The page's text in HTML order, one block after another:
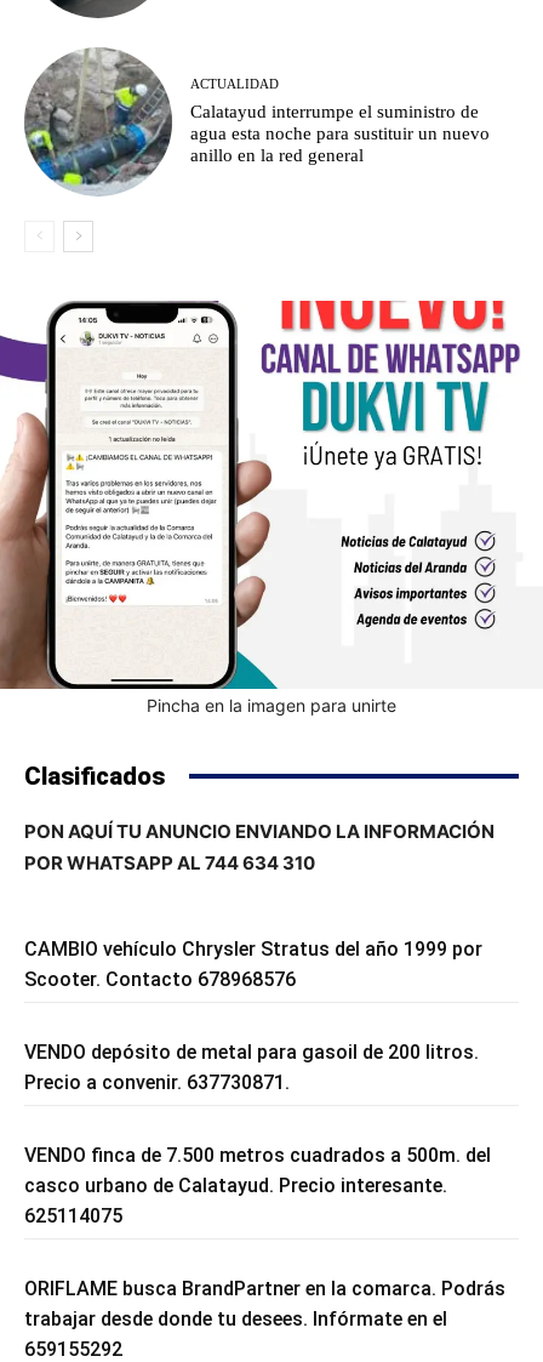
ACTUALIDAD
Calatayud interrumpe el suministro de
agua esta noche para sustituir un nuevo
anillo en la red general
Pincha en la imagen para unirte
Clasificados
PON AQUÍ TU ANUNCIO ENVIANDO LA INFORMACIÓN
POR WHATSAPP AL 744 634 310
CAMBIO vehículo Chrysler Stratus del año 1999 por
Scooter. Contacto 678968576
VENDO depósito de metal para gasoil de 200 litros.
Precio a convenir. 637730871.
VENDO finca de 7.500 metros cuadrados a 500m. del
casco urbano de Calatayud. Precio interesante.
625114075
ORIFLAME busca BrandPartner en la comarca. Podrás
trabajar desde donde tu desees. Infórmate en el
659155292